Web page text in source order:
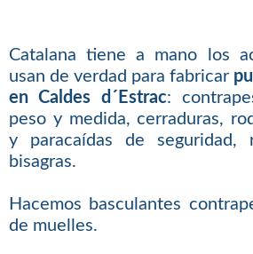
Catalana tiene a mano los
usan de verdad para fabricar
en Caldes d´Estrac:
peso y medida, cerraduras,
y paracaídas de seguridad,
bisagras.
Hacemos basculantes
de muelles.